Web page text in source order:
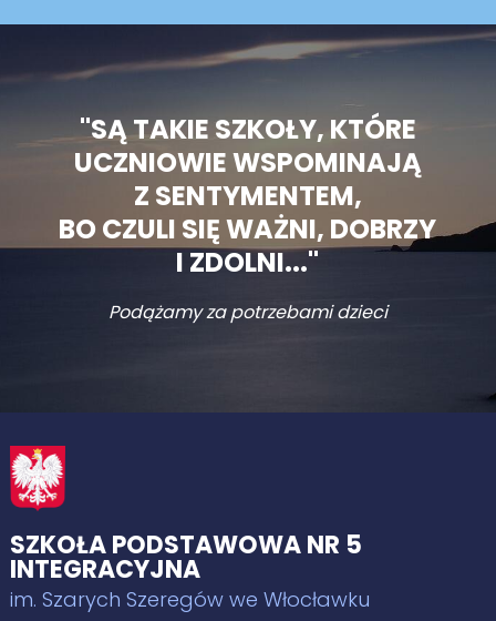
"SĄ TAKIE SZKOŁY, KTÓRE
UCZNIOWIE WSPOMINAJĄ
Z SENTYMENTEM,
BO CZULI SIĘ WAŻNI, DOBRZY
I ZDOLNI..."
Podążamy za potrzebami dzieci
SZKOŁA PODSTAWOWA NR 5
INTEGRACYJNA
im. Szarych Szeregów we Włocławku